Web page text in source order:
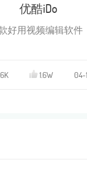
优酷iDo
好用视频编辑软件
1.6W 04-